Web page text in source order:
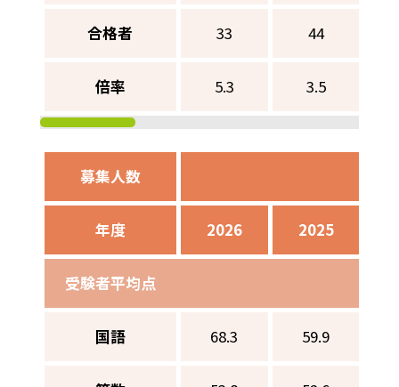
合格者 33 44
倍率 5.3 3.5
募集人数
年度 2026 2025
受験者平均点
国語 68.3 59.9